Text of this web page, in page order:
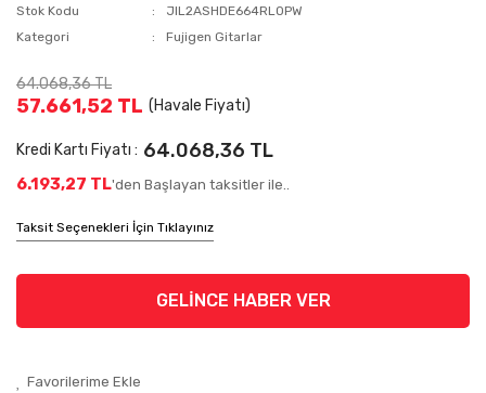
Stok Kodu
JIL2ASHDE664RLOPW
Kategori
Fujigen Gitarlar
64.068,36 TL
57.661,52 TL (Havale Fiyatı)
Kredi Kartı Fiyatı : 64.068,36 TL
6.193,27 TL'den Başlayan taksitler ile..
Taksit Seçenekleri İçin Tıklayınız
GELİNCE HABER VER